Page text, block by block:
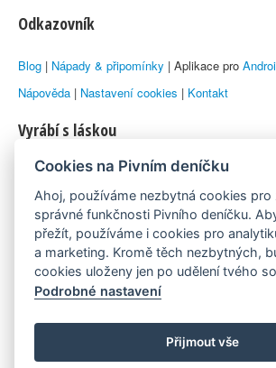
Odkazovník
Blog | Nápady & připomínky | Aplikace pro
Nápověda | Nastavení cookies | Kontakt
Vyrábí s láskou
© 2010–2026 byLukáš Zemanaka Emka
Máme rádi
Pivní.info
Poznámka pod čarou
Pivní deníček je nezávislý zdroj, který není spjat
Cookies na Pivním deníčku
Ahoj, používáme nezbytná cookies pro
správné funkčnosti Pivního deníčku.
přežít, používáme i cookies pro
a marketing. Kromě těch nezbytných,
cookies uloženy jen po udělení tvého
Podrobné nastavení
Přijmout vše